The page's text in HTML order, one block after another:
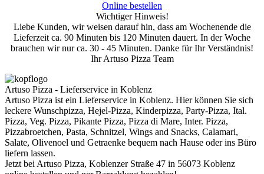
Online bestellen
Wichtiger Hinweis!
Liebe Kunden, wir weisen darauf hin, dass am Wochenende die
Lieferzeit ca. 90 Minuten bis 120 Minuten dauert. In der Woche
brauchen wir nur ca. 30 - 45 Minuten. Danke für Ihr Verständnis!
Ihr Artuso Pizza Team
Artuso Pizza - Lieferservice in Koblenz
Artuso Pizza ist ein Lieferservice in Koblenz. Hier können Sie sich
leckere Wunschpizza, Hejel-Pizza, Kinderpizza, Party-Pizza, Ital.
Pizza, Veg. Pizza, Pikante Pizza, Pizza di Mare, Inter. Pizza,
Pizzabroetchen, Pasta, Schnitzel, Wings and Snacks, Calamari,
Salate, Olivenoel und Getraenke bequem nach Hause oder ins Büro
liefern lassen.
Jetzt bei Artuso Pizza, Koblenzer Straße 47 in 56073 Koblenz